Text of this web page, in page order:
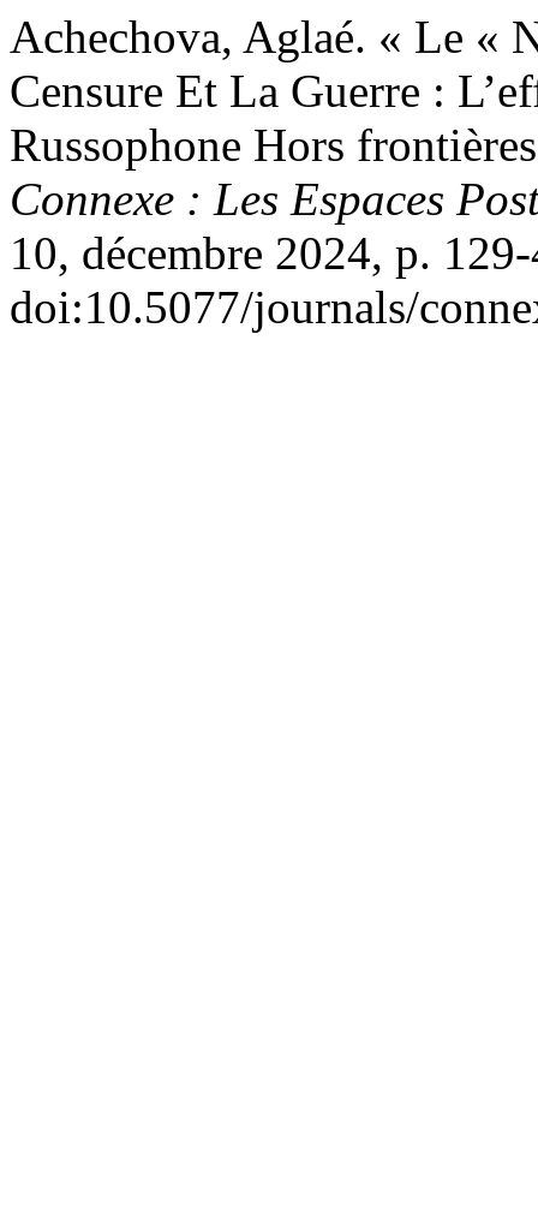
Achechova, Aglaé. « Le «
Censure Et La Guerre :
Russophone Hors
Connexe : Les Espaces
10, décembre 2024, p.
doi:10.5077/journals/